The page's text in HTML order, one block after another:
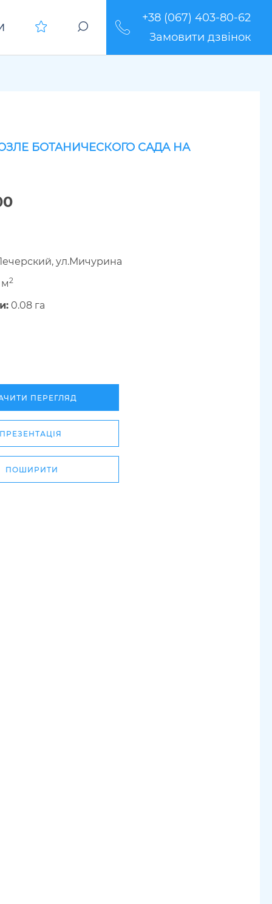
+38 (067) 403-80-62
Замовити дзвінок
БОТАНИЧЕСКОГО САДА НА
ул.Мичурина
м2
0.08 га
ПЕРЕГЛЯД
ПРЕЗЕНТАЦІЯ
ПОШИРИТИ